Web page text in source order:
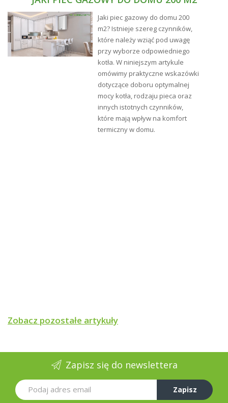
Jaki piec gazowy do domu 200
m2? Istnieje szereg czynników,
które należy wziąć pod uwagę
przy wyborze odpowiedniego
kotła. W niniejszym artykule
omówimy praktyczne wskazówki
dotyczące doboru optymalnej
mocy kotła, rodzaju pieca oraz
innych istotnych czynników,
które mają wpływ na komfort
termiczny w domu.
Zobacz pozostałe artykuły
Zapisz się do newslettera
Zapisz